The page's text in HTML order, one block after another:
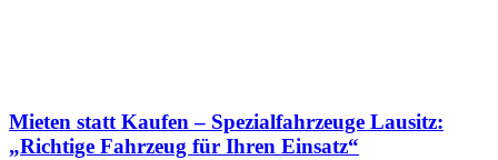
Mieten statt Kaufen – Spezialfahrzeuge Lausitz:
„Richtige Fahrzeug für Ihren Einsatz“